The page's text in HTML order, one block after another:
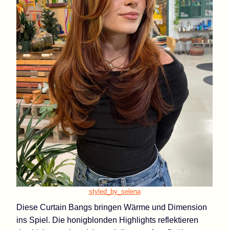
styled_by_selena
Diese Curtain Bangs bringen Wärme und Dimension
ins Spiel. Die honigblonden Highlights reflektieren